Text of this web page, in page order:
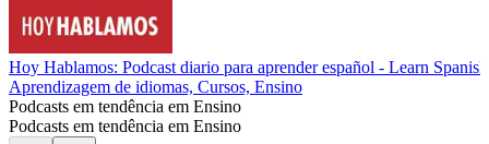
Hoy Hablamos: Podcast diario para aprender español - Learn
Aprendizagem de idiomas, Cursos, Ensino
Podcasts em tendência em Ensino
Podcasts em tendência em Ensino